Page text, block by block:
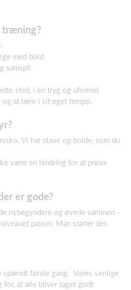
træning?
med bold
samspil
sted, i en tryg og uformel
og at lære i sit eget tempo.
Vi har stave og bolde, som du
være en hindring for at prøve
er gode?
nybegyndere og øvede sammen -
passer. Man starter der,
første gang. Vores venlige
at alle bliver taget godt